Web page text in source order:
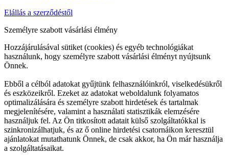
Elállás a szerződéstől
Személyre szabott vásárlási élmény
Hozzájárulásával sütiket (cookies) és egyéb technológiákat
használunk, hogy személyre szabott vásárlási élményt nyújtsunk
Önnek.
Ebből a célból adatokat gyűjtünk felhasználóinkról, viselkedésükről
és eszközeikről. Ezeket az adatokat weboldalunk folyamatos
optimalizálására és személyre szabott hirdetések és tartalmak
megjelenítésére, valamint a használati statisztikák elemzésére
használjuk fel. Az Ön titkosított adatait külső szolgáltatókkal is
szinkronizálhatjuk, és az ő online hirdetési csatornáikon keresztül
ajánlatokat mutathatunk Önnek, de csak akkor, ha Ön már használja
a szolgáltatásaikat.